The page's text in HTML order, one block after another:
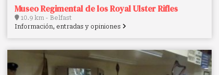
Museo Regimental de los Royal Ulster Rifles
10.9 km - Belfast
Información, entradas y opiniones